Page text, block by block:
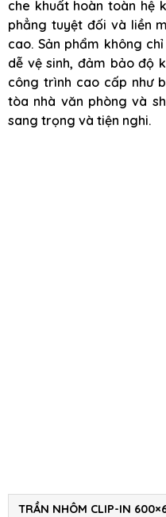
che khuất hoàn toàn hệ
phẳng tuyệt đối và liền
cao. Sản phẩm không
dễ vệ sinh, đảm bảo độ
công trình cao cấp như
tòa nhà văn phòng và
sang trọng và tiện nghi.
TRẦN NHÔM CLIP-IN